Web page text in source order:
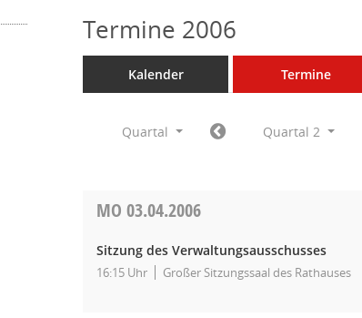
Termine 2006
Kalender Termine
Quartal Quartal 2
MO03.04.2006
Sitzung des Verwaltungsausschusses
16:15 Uhr Großer Sitzungssaal des Rathauses